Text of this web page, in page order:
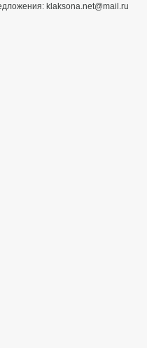
klaksona.net@mail.ru